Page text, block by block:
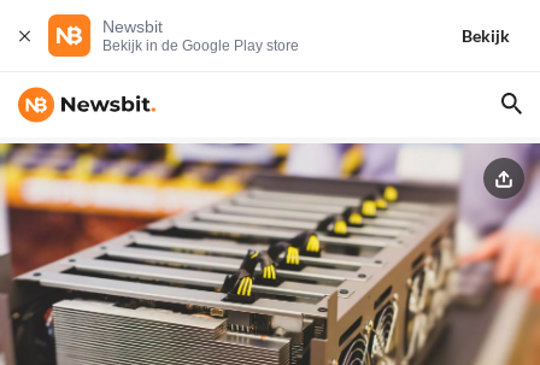
Newsbit
Bekijk in de Google Play store
Bekijk